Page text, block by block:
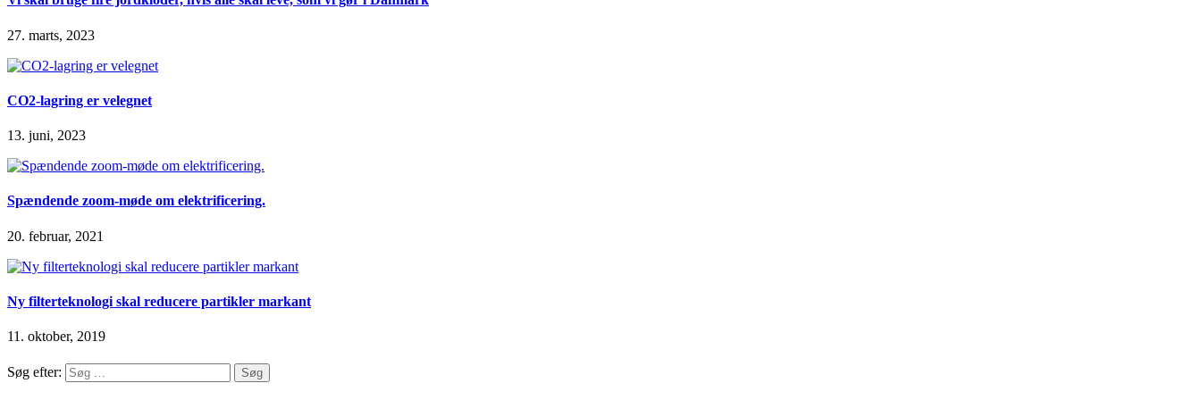
27. marts, 2023
CO2-lagring er velegnet
13. juni, 2023
Spændende zoom-møde om elektrificering.
20. februar, 2021
Ny filterteknologi skal reducere partikler markant
11. oktober, 2019
Søg efter: